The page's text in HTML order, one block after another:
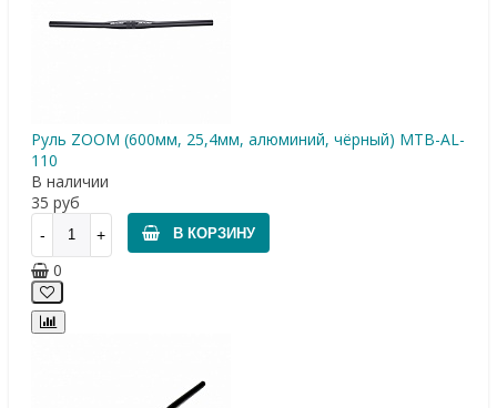
Руль ZOOM (600мм, 25,4мм, алюминий, чёрный) МТВ-AL-
110
В наличии
35 руб
В КОРЗИНУ
0